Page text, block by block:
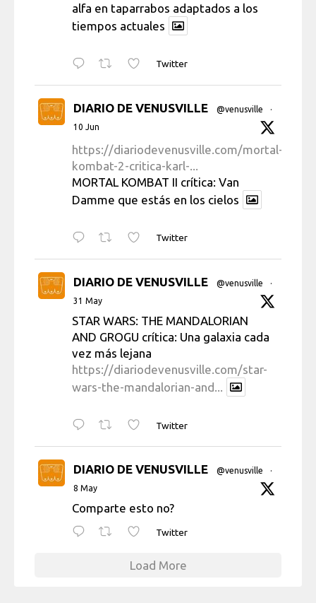
alfa en taparrabos adaptados a los
tiempos actuales
Twitter
DIARIO DE VENUSVILLE @venusville
·
10 Jun
https://diariodevenusville.com/mortal-
kombat-2-critica-karl-...
MORTAL KOMBAT II crítica: Van
Damme que estás en los cielos
Twitter
DIARIO DE VENUSVILLE @venusville
·
31 May
STAR WARS: THE MANDALORIAN
AND GROGU crítica: Una galaxia cada
vez más lejana
https://diariodevenusville.com/star-
wars-the-mandalorian-and...
Twitter
DIARIO DE VENUSVILLE @venusville
·
8 May
Comparte esto no?
Twitter
Load More